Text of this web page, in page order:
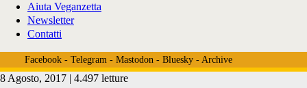
Aiuta Veganzetta
Newsletter
Contatti
Facebook- Telegram- Mastodon- Bluesky- Archive
8 Agosto, 2017 | 4.497 letture